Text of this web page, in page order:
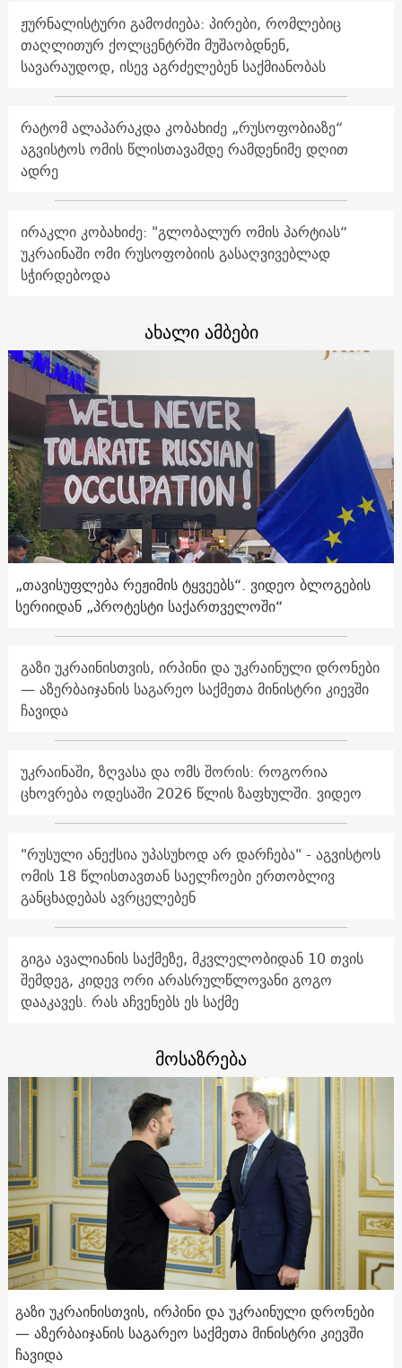
ჟურნალისტური გამოძიება: პირები, რომლებიც
თაღლითურ ქოლცენტრში მუშაობდნენ,
სავარაუდოდ, ისევ აგრძელებენ საქმიანობას
რატომ ალაპარაკდა კობახიძე „რუსოფობიაზე“
აგვისტოს ომის წლისთავამდე რამდენიმე დღით
ადრე
ირაკლი კობახიძე: "გლობალურ ომის პარტიას“
უკრაინაში ომი რუსოფობიის გასაღვივებლად
სჭირდებოდა
ახალი ამბები
„თავისუფლება რეჟიმის ტყვეებს“. ვიდეო ბლოგების
სერიიდან „პროტესტი საქართველოში“
გაზი უკრაინისთვის, ირპინი და უკრაინული დრონები
— აზერბაიჯანის საგარეო საქმეთა მინისტრი კიევში
ჩავიდა
უკრაინაში, ზღვასა და ომს შორის: როგორია
ცხოვრება ოდესაში 2026 წლის ზაფხულში. ვიდეო
"რუსული ანექსია უპასუხოდ არ დარჩება" - აგვისტოს
ომის 18 წლისთავთან საელჩოები ერთობლივ
განცხადებას ავრცელებენ
გიგა ავალიანის საქმეზე, მკვლელობიდან 10 თვის
შემდეგ, კიდევ ორი არასრულწლოვანი გოგო
დააკავეს. რას აჩვენებს ეს საქმე
მოსაზრება
გაზი უკრაინისთვის, ირპინი და უკრაინული დრონები
— აზერბაიჯანის საგარეო საქმეთა მინისტრი კიევში
ჩავიდა